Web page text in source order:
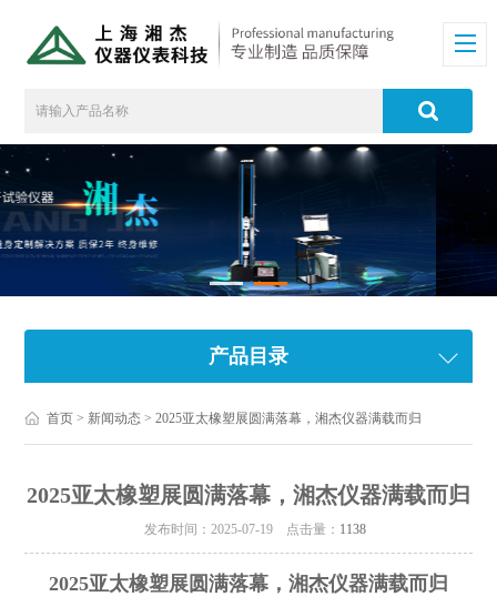
产品目录
首页 > 新闻动态 > 2025亚太橡塑展圆满落幕，湘杰仪器满载而归
2025亚太橡塑展圆满落幕，湘杰仪器满载而归
发布时间：2025-07-19 点击量： 1138
2025亚太橡塑展圆满落幕，湘杰仪器满载而归